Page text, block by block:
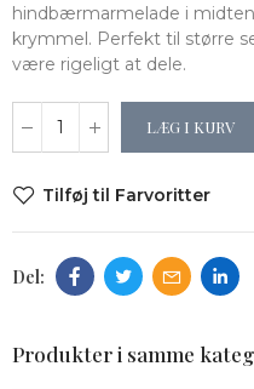
hindbærmarmelade i
krymmel. Perfekt til større
være rigeligt at dele.
LÆG I KURV
Tilføj til Farvoritter
Produkter i samme